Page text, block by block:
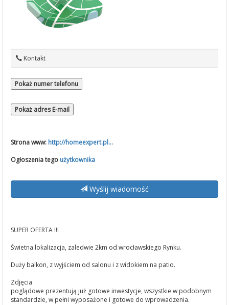
Kontakt
Pokaż numer telefonu
Pokaż adres E-mail
Strona www: http://homeexpert.pl...
Ogłoszenia tego użytkownika
Wyślij wiadomość
SUPER OFERTA !!!
Świetna lokalizacja, zaledwie 2km od wrocławskiego Rynku.
Duży balkon, z wyjściem od salonu i z widokiem na patio.
Zdjęcia
poglądowe prezentują już gotowe inwestycje, wszystkie w podobnym
standardzie, w pełni wyposażone i gotowe do wprowadzenia.